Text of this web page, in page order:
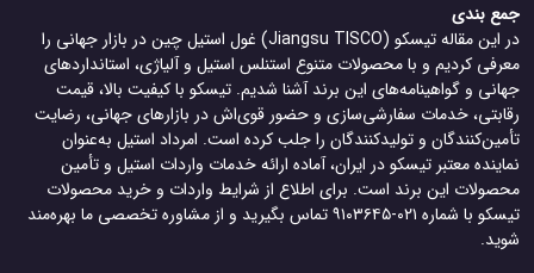
جمع بندی
در این مقاله تیسکو (Jiangsu TISCO) غول استیل چین در بازار جهانی را
معرفی کردیم و با محصولات متنوع استنلس استیل و آلیاژی، استانداردهای
جهانی و گواهینامه‌های این برند آشنا شدیم. تیسکو با کیفیت بالا، قیمت
رقابتی، خدمات سفارشی‌سازی و حضور قوی‌اش در بازارهای جهانی، رضایت
تأمین‌کنندگان و تولیدکنندگان را جلب کرده است. امرداد استیل به‌عنوان
نماینده معتبر تیسکو در ایران، آماده ارائه خدمات واردات استیل و تأمین
محصولات این برند است. برای اطلاع از شرایط واردات و خرید محصولات
تیسکو با شماره ۰۲۱-۹۱۰۳۶۴۵ تماس بگیرید و از مشاوره تخصصی ما بهره‌مند
شوید.